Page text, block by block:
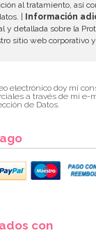
al tratamiento, así
|
Información
y detallada sobre la
sitio web corporativo y
electrónico doy mi
a través de mi e-
de Datos.
con